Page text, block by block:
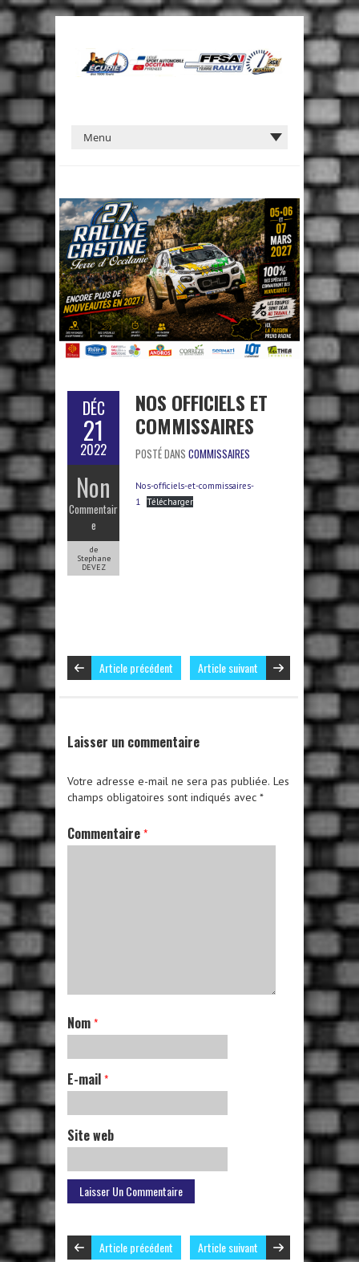
DÉC
21
2022
Non
Commentair
e
de
Stephane
DEVEZ
NOS OFFICIELS ET
COMMISSAIRES
POSTÉ DANS COMMISSAIRES
Nos-officiels-et-commissaires-
1
Télécharger
Article précédent Article suivant
Laisser un commentaire
Votre adresse e-mail ne sera pas publiée. Les
champs obligatoires sont indiqués avec *
Commentaire *
Nom *
E-mail *
Site web
Article précédent Article suivant